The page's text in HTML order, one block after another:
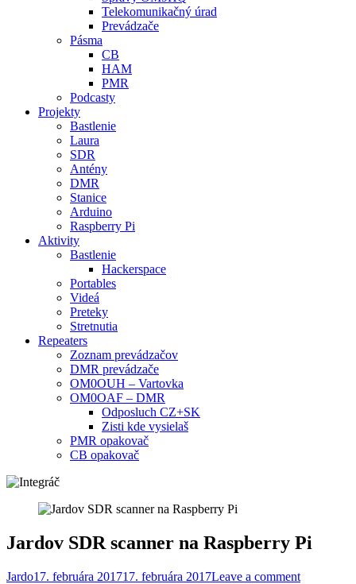
Telekomunikačný úrad
Prevádzače
Pásma
CB
HAM
PMR
Podcasty
Projekty
Bastlenie
Laura
SDR
Antény
DMR
Stanice
Arduino
Raspberry Pi
Aktivity
Bastlenie
Hackerspace
Portables
Videá
Preteky
Stretnutia
Repeaters
Zoznam prevádzačov
DMR prevádzače
OM0OUH – Vartovka
OM0OAF – DMR
Odposluch CZ+SK
Zisti kde vysielaš
PMR opakovač
CB opakovač
Jardov SDR scanner na Raspberry Pi
Jardo17. februára 201717. februára 2017Leave a comment